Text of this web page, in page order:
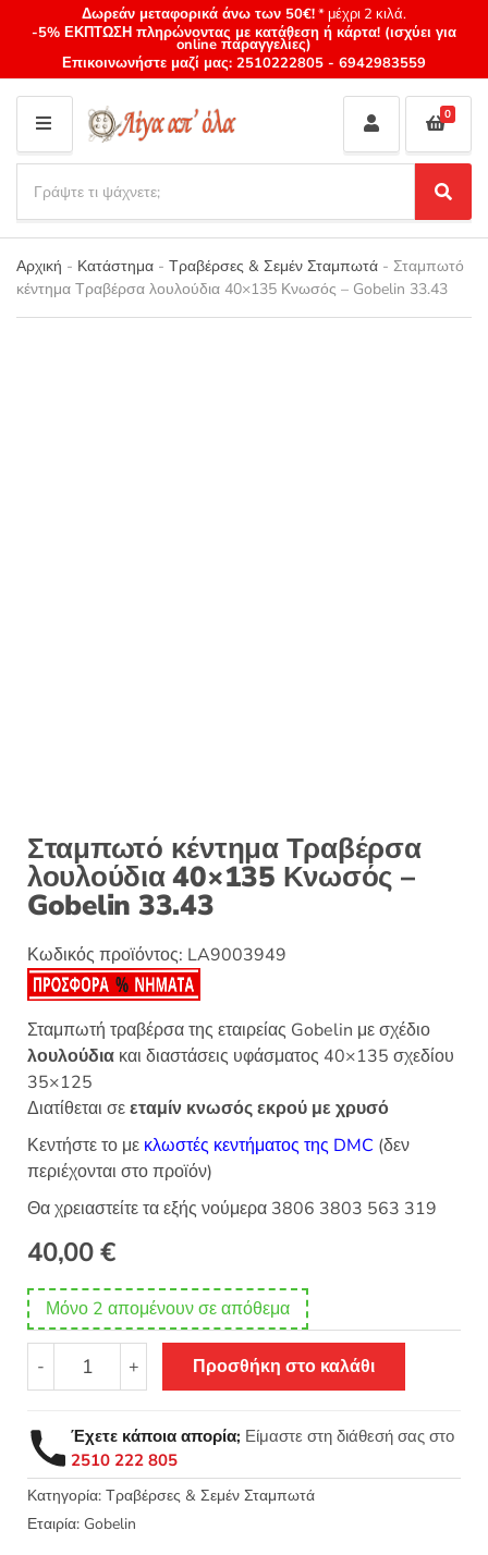
Δωρεάν μεταφορικά άνω των 50€!* μέχρι 2 κιλά.
-5% ΕΚΠΤΩΣΗ πληρώνοντας με κατάθεση ή κάρτα! (ισχύει για
online παραγγελίες)
Επικοινωνήστε μαζί μας: 2510222805 - 6942983559
M
E
N
U
Category
name
a
r
c
h
p
S
e
a
r
c
0
Αρχική - Κατάστημα - Τραβέρσες & Σεμέν Σταμπωτά - Σταμπωτό
κέντημα Τραβέρσα λουλούδια 40×135 Κνωσός – Gobelin 33.43
Σταμπωτό κέντημα Τραβέρσα
λουλούδια 40×135 Κνωσός –
Gobelin 33.43
Κωδικός προϊόντος: LA9003949
Σταμπωτή τραβέρσα της εταιρείας Gobelin με σχέδιο
λουλούδια και διαστάσεις υφάσματος 40×135 σχεδίου
35×125
Διατίθεται σεεταμίν κνωσός εκρού με χρυσό
Κεντήστε το με κλωστές κεντήματος της DMC (δεν
περιέχονται στο προϊόν)
Θα χρειαστείτε τα εξής νούμερα 3806 3803 563 319
40,00€
Μόνο 2 απομένουν σε απόθεμα
-
Σταμπωτό
κέντημα
λουλούδια
40x135
Κνωσός
-
Gobelin
+ Προσθήκη στο καλάθι
Έχετε κάποια απορία; Είμαστε στη διάθεσή σας στο
2510 222 805
Κατηγορία: Τραβέρσες & Σεμέν Σταμπωτά
Εταιρία: Gobelin